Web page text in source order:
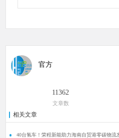
官方
11362
文章数
相关文章
40台氢车！荣程新能助力海南自贸港零碳物流